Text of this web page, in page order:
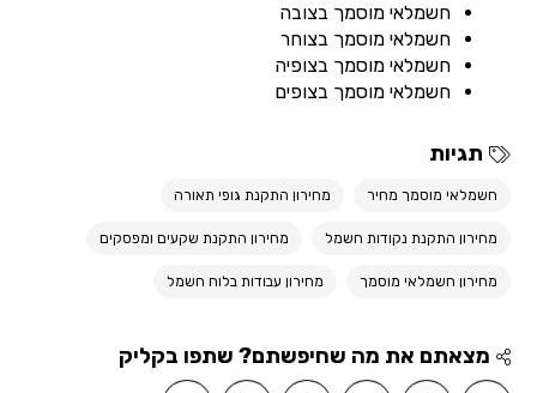
חשמלאי מוסמך בצובה
חשמלאי מוסמך בצוחר
חשמלאי מוסמך בצופיה
חשמלאי מוסמך בצופים
תגיות
חשמלאי מוסמך מחיר מחירון התקנת גופי תאורה
מחירון התקנת נקודות חשמל מחירון התקנת שקעים ומפסקים
מחירון חשמלאי מוסמך מחירון עבודות בלוח חשמל
מצאתם את מה שחיפשתם? שתפו בקליק